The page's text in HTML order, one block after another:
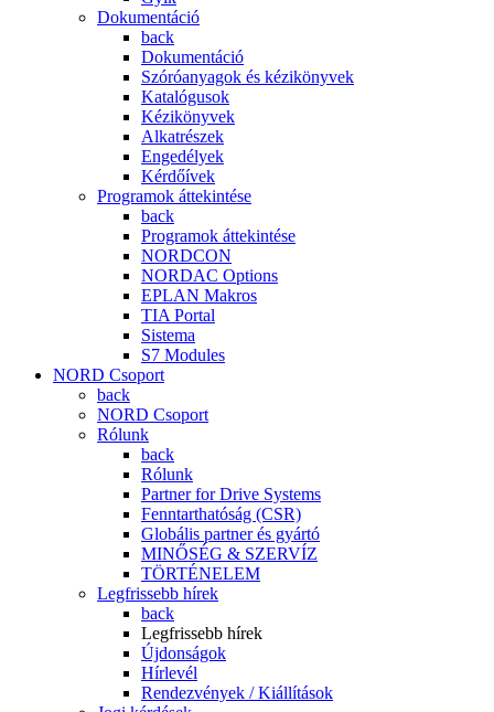
Dokumentáció
back
Dokumentáció
Szóróanyagok és kézikönyvek
Katalógusok
Kézikönyvek
Alkatrészek
Engedélyek
Kérdőívek
Programok áttekintése
back
Programok áttekintése
NORDCON
NORDAC Options
EPLAN Makros
TIA Portal
Sistema
S7 Modules
NORD Csoport
back
NORD Csoport
Rólunk
back
Rólunk
Partner for Drive Systems
Fenntarthatóság (CSR)
Globális partner és gyártó
MINŐSÉG & SZERVÍZ
TÖRTÉNELEM
Legfrissebb hírek
back
Legfrissebb hírek
Újdonságok
Hírlevél
Rendezvények / Kiállítások